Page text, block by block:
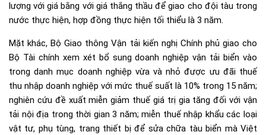
lượng với giá bằng với giá thắng thầu để giao cho đội tàu trong
nước thực hiện, hợp đồng thực hiện tối thiểu là 3 năm.
Mặt khác, Bộ Giao thông Vận tải kiến nghị Chính phủ giao cho
Bộ Tài chính xem xét bổ sung doanh nghiệp vận tải biển vào
trong danh mục doanh nghiệp vừa và nhỏ được ưu đãi thuế
thu nhập doanh nghiệp với mức thuế suất là 10% trong 15 năm;
nghiên cứu đề xuất miễn giảm thuế giá trị gia tăng đối với vận
tải nội địa trong thời gian 3 năm; miễn thuế nhập khẩu các loại
vật tư, phụ tùng, trang thiết bị để sửa chữa tàu biển mà Việt